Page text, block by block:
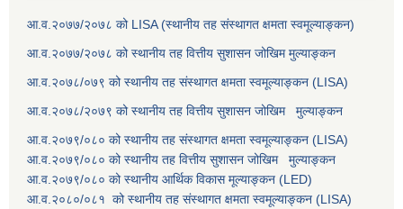
आ.व.२०७७/२०७८ को LISA (स्थानीय तह संस्थागत क्षमता स्वमूल्याङ्कन)
आ.व.२०७७/२०७८ को स्थानीय तह वित्तीय सुशासन जोखिम मुल्याङ्कन
आ.व.२०७८/०७९ को स्थानीय तह संस्थागत क्षमता स्वमूल्याङ्कन (LISA)
आ.व.२०७८/२०७९ को स्थानीय तह वित्तीय सुशासन जोखिम मुल्याङ्कन
आ.व.२०७९/०८० को स्थानीय तह संस्थागत क्षमता स्वमूल्याङ्कन (LISA)
आ.व.२०७९/०८० को स्थानीय तह वित्तीय सुशासन जोखिम मुल्याङ्कन
आ.व.२०७९/०८० को स्थानीय आर्थिक विकास मूल्याङ्कन (LED)
आ.व.२०८०/०८१ को स्थानीय तह संस्थागत क्षमता स्वमूल्याङ्कन (LISA)